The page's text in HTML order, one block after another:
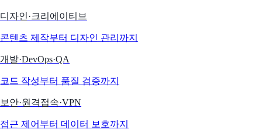
디자인·크리에이티브
콘텐츠 제작부터 디자인 관리까지
개발·DevOps·QA
코드 작성부터 품질 검증까지
보안·원격접속·VPN
접근 제어부터 데이터 보호까지